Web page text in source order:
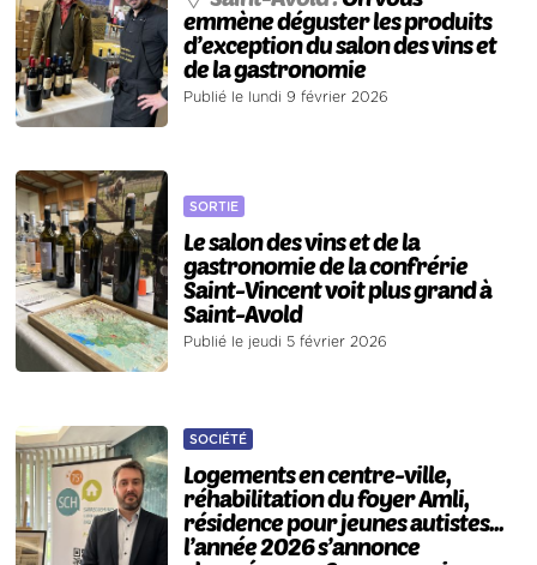
emmène déguster les produits
d’exception du salon des vins et
de la gastronomie
Publié le lundi 9 février 2026
SORTIE
Le salon des vins et de la
gastronomie de la confrérie
Saint-Vincent voit plus grand à
Saint-Avold
Publié le jeudi 5 février 2026
SOCIÉTÉ
Logements en centre-ville,
réhabilitation du foyer Amli,
résidence pour jeunes autistes...
l’année 2026 s’annonce